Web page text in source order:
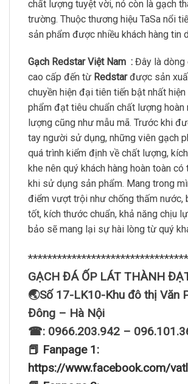
chất lượng tuyệt vời, nó còn là gạch
trường. Thuộc thương hiệu TaSa nổi
sản phẩm được nhiều khách hàng tin
Gạch Redstar Việt Nam : Đây là dòng
cao cấp đến từ Redstarđược sản
chuyền hiện đại tiên tiến bật nhất hiện
phẩm đạt tiêu chuẩn chất lượng hoàn
lượng cũng như mẫu mã. Trước khi
tay người sử dụng, những viên gạch
quá trình kiểm định về chất lượng,
khe nên quý khách hàng hoàn toàn có
khi sử dụng sản phẩm. Mang trong
điểm vượt trội như chống thấm nước,
tốt, kích thước chuẩn, khả năng chịu
bảo sẽ mang lại sự hài lòng từ quý
GẠCH ĐÁ ỐP LÁT THÀNH
🌏Số 17-LK10-Khu đô thị Văn
Đông – Hà Nội
☎: 0966.203.942 –
📕 Fanpage 1:
https://www.facebook.com/